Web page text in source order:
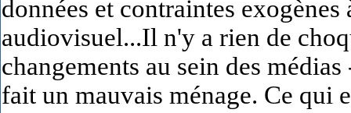
données et contraintes
audiovisuel...Il n'y a rien de
changements au sein des
fait un mauvais ménage. Ce qui